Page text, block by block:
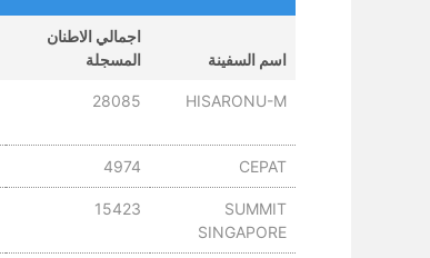
اسم السفينة
اجمالي الاطنان
المسجلة
HISARONU-M
28085
CEPAT
4974
SUMMIT
SINGAPORE
15423